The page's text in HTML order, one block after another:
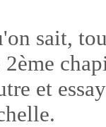
sait,
2ème
et